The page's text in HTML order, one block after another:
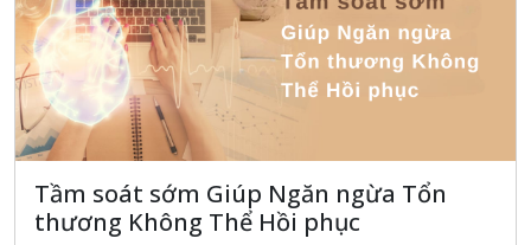
Tầm soát sớm Giúp Ngăn ngừa Tổn
thương Không Thể Hồi phục